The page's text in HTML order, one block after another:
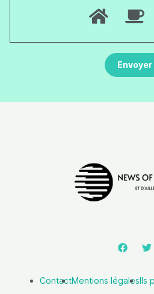
ContactMentions légalesIls